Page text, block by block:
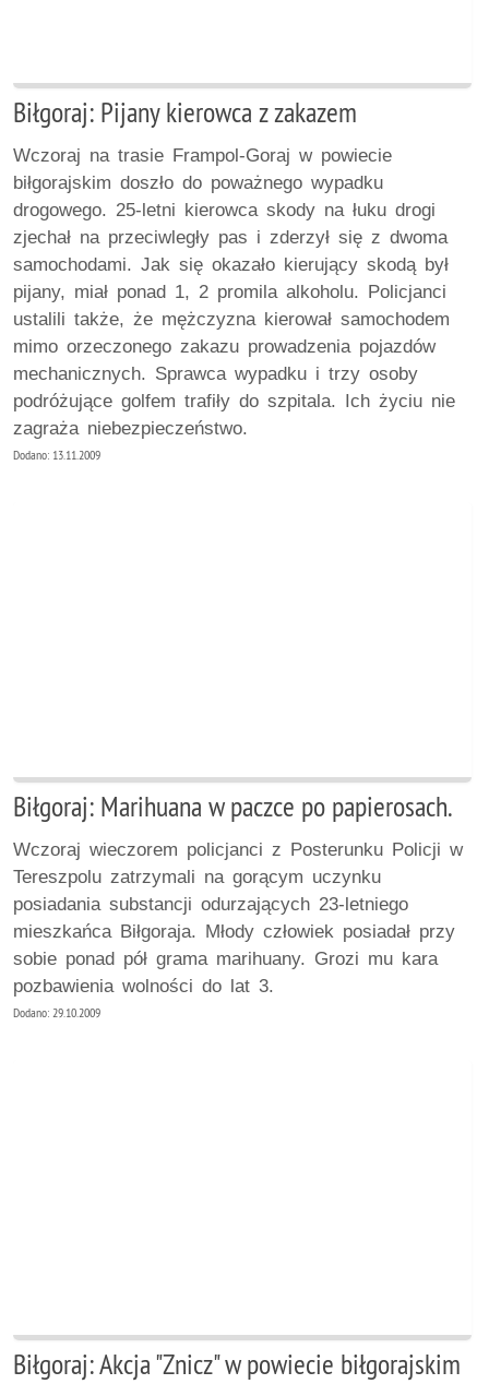
Biłgoraj: Pijany kierowca z zakazem
Wczoraj na trasie Frampol-Goraj w powiecie
biłgorajskim doszło do poważnego wypadku
drogowego. 25-letni kierowca skody na łuku drogi
zjechał na przeciwległy pas i zderzył się z dwoma
samochodami. Jak się okazało kierujący skodą był
pijany, miał ponad 1, 2 promila alkoholu. Policjanci
ustalili także, że mężczyzna kierował samochodem
mimo orzeczonego zakazu prowadzenia pojazdów
mechanicznych. Sprawca wypadku i trzy osoby
podróżujące golfem trafiły do szpitala. Ich życiu nie
zagraża niebezpieczeństwo.
Dodano: 13.11.2009
Biłgoraj: Marihuana w paczce po papierosach.
Wczoraj wieczorem policjanci z Posterunku Policji w
Tereszpolu zatrzymali na gorącym uczynku
posiadania substancji odurzających 23-letniego
mieszkańca Biłgoraja. Młody człowiek posiadał przy
sobie ponad pół grama marihuany. Grozi mu kara
pozbawienia wolności do lat 3.
Dodano: 29.10.2009
Biłgoraj: Akcja "Znicz" w powiecie biłgorajskim